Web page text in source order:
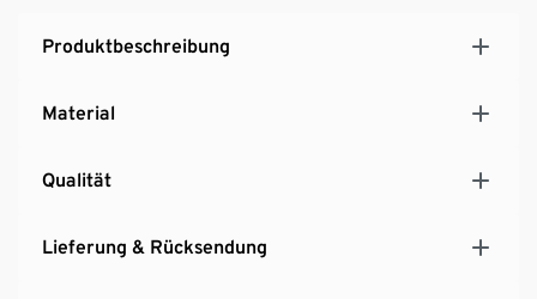
Produktbeschreibung
Material
Qualität
Lieferung & Rücksendung